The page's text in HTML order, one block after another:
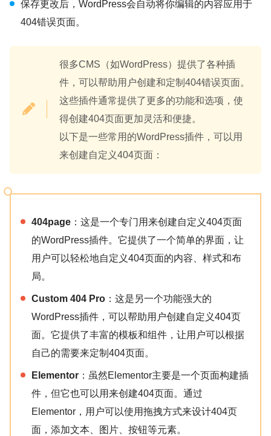
保存更改后，WordPress会自动将你编辑的内容应用于
404错误页面。
很多CMS（如WordPress）提供了各种插
件，可以帮助用户创建和定制404错误页面。
这些插件通常提供了更多的功能和选项，使
得创建404页面更加灵活和便捷。
以下是一些常用的WordPress插件，可以用
来创建自定义404页面：
404page ：这是一个专门用来创建自定义404页面
的WordPress插件。它提供了一个简单的界面，让
用户可以轻松地自定义404页面的内容、样式和布
局。
Custom 404 Pro ：这是另一个功能强大的
WordPress插件，可以帮助用户创建自定义404页
面。它提供了丰富的模板和组件，让用户可以根据
自己的需要来定制404页面。
Elementor ：虽然Elementor主要是一个页面构建插
件，但它也可以用来创建404页面。通过
Elementor，用户可以使用拖拽方式来设计404页
面，添加文本、图片、按钮等元素。